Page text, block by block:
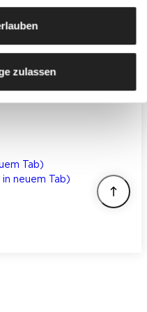
zulassen
Tab)
neuem Tab)